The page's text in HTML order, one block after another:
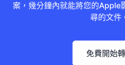
案，幾分鐘內就能將您的Apple
尋的文件
免費開始